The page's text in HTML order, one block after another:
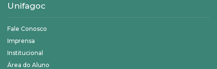
Unifagoc
Fale Conosco
Imprensa
Institucional
Área do Aluno